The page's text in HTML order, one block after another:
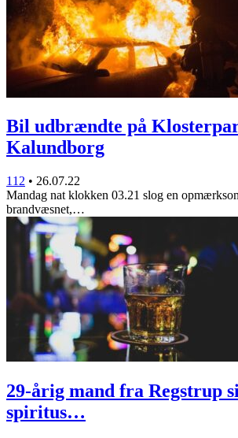
Bil udbrændte på
Kalundborg
112 • 26.07.22
Mandag nat klokken 03.21 slog en
brandvæsnet,…
29-årig mand fra Regstrup
spiritus…